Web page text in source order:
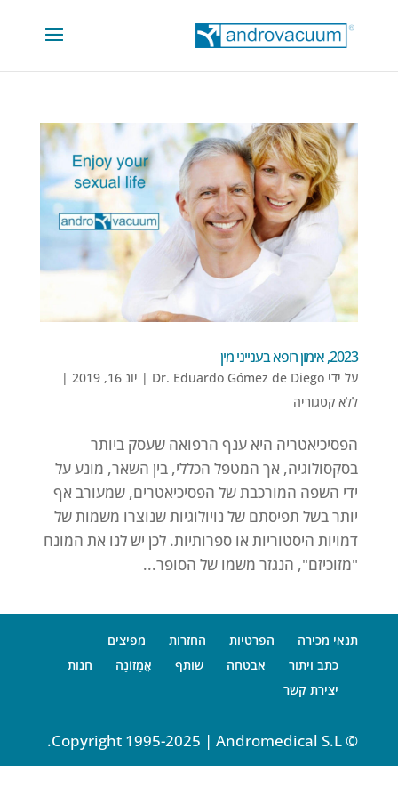
2023, אימון רופא בענייני מין
על ידי Dr. Eduardo Gómez de Diego
| יונ 16, 2019
|
ללא קטגוריה
הפסיכיאטריה היא ענף הרפואה שעסק ביותר
בסקסולוגיה, אך המטפל הכללי, בין השאר, מונע על
ידי השפה המורכבת של הפסיכיאטרים, שמעורב אף
יותר בשל תפיסתם של נויולוגיות שנוצרו משמות של
דמויות היסטוריות או ספרותיות. לכן יש לנו את המונח
"מזוכיזם", הנגזר משמו של הסופר...
תנאי מכירה הפרטיות החזרות
מפיצים
כתב ויתור
אבטחה שותף אֲמָזוֹנָה
חנות
יצירת קשר
© Copyright 1995-2025 | Andromedical S.L.